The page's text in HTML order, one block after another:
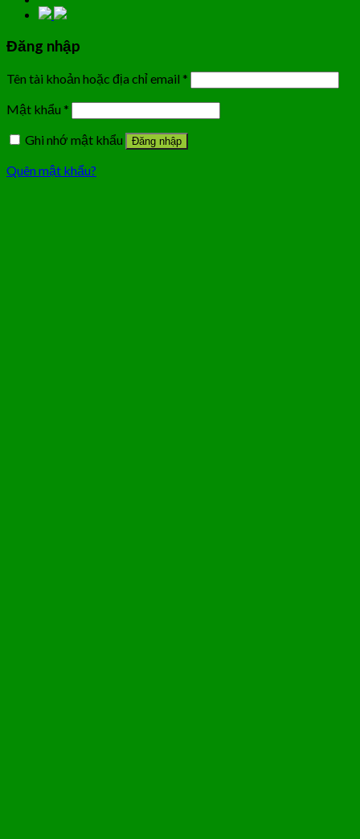
Đăng nhập
Tên tài khoản hoặc địa chỉ email *
Mật khẩu *
Ghi nhớ mật khẩu
Đăng nhập
Quên mật khẩu?